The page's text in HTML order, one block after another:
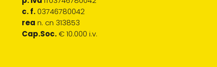
c. f.03746780042
rea n. cn 313853
Cap.Soc.€ 10.000 i.v.